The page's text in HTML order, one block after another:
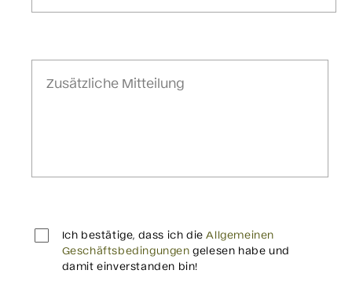
Ich bestätige, dass ich die Allgemeinen
Geschäftsbedingungen gelesen habe und
damit einverstanden bin!